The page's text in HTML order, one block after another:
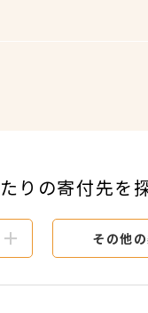
りの寄付先を
その他